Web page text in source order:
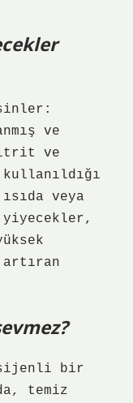
ve
ve
veya
bir
temiz